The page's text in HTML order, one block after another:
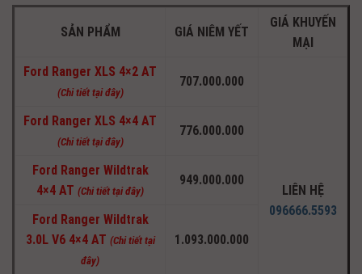
SẢN PHẨM GIÁ NIÊM YẾT
GIÁ KHUYẾN
MẠI
Ford Ranger XLS 4×2 AT
(Chi tiết tại đây)
707.000.000
LIÊN HỆ
096666.5593
Ford Ranger XLS 4×4 AT
(Chi tiết tại đây)
776.000.000
Ford Ranger Wildtrak
4×4 AT (Chi tiết tại đây)
949.000.000
Ford Ranger Wildtrak
3.0L V6 4×4 AT (Chi tiết tại
đây)
1.093.000.000